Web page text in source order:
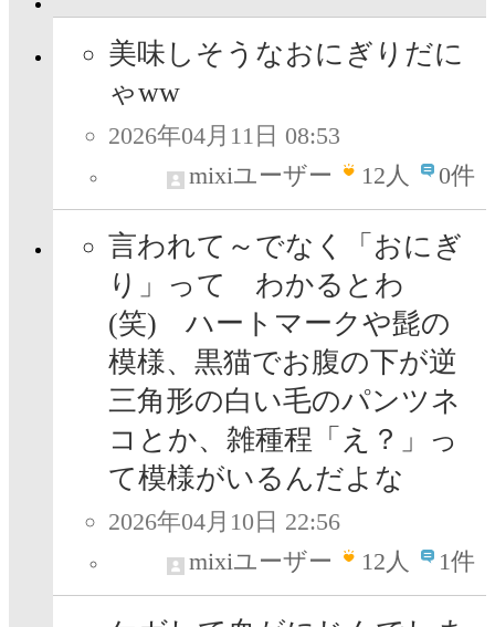
美味しそうなおにぎりだに
ゃww
2026年04月11日 08:53
mixiユーザー
12人 0件
言われて～でなく「おにぎ
り」って わかるとわ
(笑) ハートマークや髭の
模様、黒猫でお腹の下が逆
三角形の白い毛のパンツネ
コとか、雑種程「え？」っ
て模様がいるんだよな
2026年04月10日 22:56
mixiユーザー
12人 1件